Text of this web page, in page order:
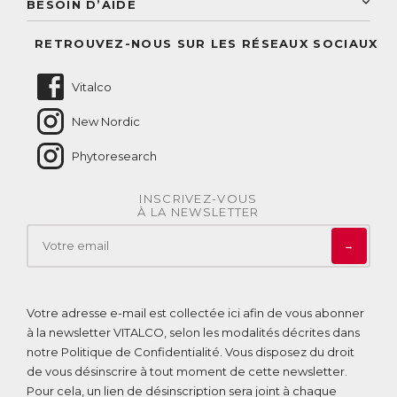
BESOIN D’AIDE
RETROUVEZ-NOUS SUR LES RÉSEAUX SOCIAUX
Vitalco
New Nordic
Phytoresearch
INSCRIVEZ-VOUS
À LA NEWSLETTER
→
Votre adresse e-mail est collectée ici afin de vous abonner
à la newsletter VITALCO, selon les modalités décrites dans
notre Politique de Confidentialité. Vous disposez du droit
de vous désinscrire à tout moment de cette newsletter.
Pour cela, un lien de désinscription sera joint à chaque